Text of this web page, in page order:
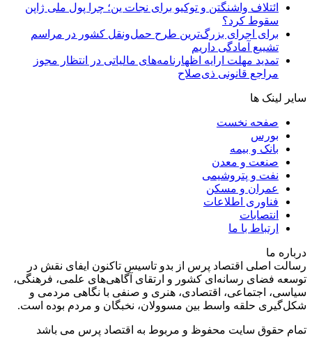
ائتلاف واشنگتن و توکیو برای نجات ین؛ چرا پول ملی ژاپن
سقوط کرد؟
برای اجرای بزرگ‌ترین طرح حمل‌ونقل کشور در مراسم
تشییع آمادگی داریم
تمدید مهلت ارایه اظهارنامه‌های مالیاتی در انتظار مجوز
مراجع قانونی ذی‌‏صلاح
سایر لینک ها
صفحه نخست
بورس
بانک و بیمه
صنعت و معدن
نفت و پتروشیمی
عمران و مسکن
فناوری اطلاعات
انتصابات
ارتباط با ما
درباره ما
رسالت اصلی اقتصاد پرس از بدو تاسیس تاکنون ایفای نقش در
توسعه فضای رسانه‌ای کشور و ارتقای آگاهی‌های علمی، فرهنگی،
سیاسی، اجتماعی، اقتصادی، هنری و صنفی با نگاهی مردمی و
شکل‌گیری حلقه واسط بین مسوولان، نخبگان و مردم بوده است.
تمام حقوق سایت محفوظ و مربوط به اقتصاد پرس می باشد